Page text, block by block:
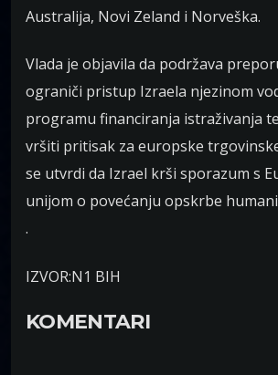
Australija, Novi Zeland i Norveška.
Vlada je objavila da podržava
ograniči pristup Izraela njezinom
programu financiranja istraživanja
vršiti pritisak za europske
se utvrdi da Izrael krši sporazum s
unijom o povećanju opskrbe
.
IZVOR:N1 BIH
KOMENTARI